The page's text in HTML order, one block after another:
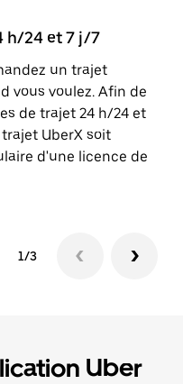
h/24 et 7 j/7
un trajet
vous voulez. Afin de
de trajet 24 h/24 et
UberX soit
d'une licence de
1/3
Uber